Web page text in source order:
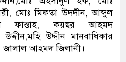
মোঃ মিফতা উদদীন, আব্দুল
ফাত্তাহ, কয়ছর আহমদ
উদ্দীন মানবাধিকার
জালাল আহমদ জিলানী।